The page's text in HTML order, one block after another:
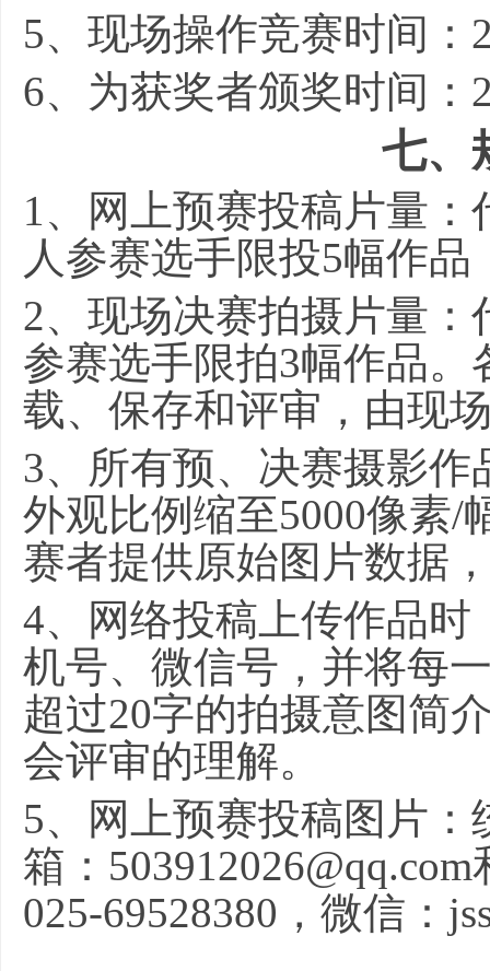
5、现场操作竞赛时间：
6、为获奖者颁奖时间：
七、
1、网上预赛投稿片量
人参赛选手限投5幅作
2、现场决赛拍摄片量
参赛选手限拍3幅作品
载、保存和评审，由现
3、所有预、决赛摄影作
外观比例缩至5000像素/
赛者提供原始图片数据
4、网络投稿上传作品
机号、微信号，并将每
超过20字的拍摄意图简
会评审的理解。
5、网上预赛投稿图片
箱：
025-69528380，微信：